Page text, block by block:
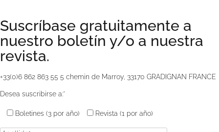
Suscríbase gratuitamente a
nuestro boletín y/o a nuestra
revista.
+33(0)6 862 863 55 5 chemin de Marroy, 33170 GRADIGNAN FRANCE
Desea suscribirse a:*
Boletines (3 por año) Revista (1 por año)